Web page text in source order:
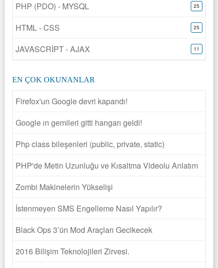
PHP (PDO) - MYSQL 25
HTML - CSS 25
JAVASCRİPT - AJAX 11
EN ÇOK OKUNANLAR
Firefox'un Google devri kapandı!
Google ın gemileri gitti hangarı geldi!
Php class bileşenleri (public, private, static)
PHP'de Metin Uzunluğu ve Kısaltma Videolu Anlatım
Zombi Makinelerin Yükselişi
İstenmeyen SMS Engelleme Nasıl Yapılır?
Black Ops 3’ün Mod Araçları Gecikecek
2016 Bilişim Teknolojileri Zirvesi.